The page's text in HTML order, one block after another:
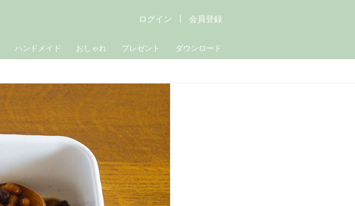
ハンドメイド おしゃれ プレゼント ダウンロード
ログイン 会員登録